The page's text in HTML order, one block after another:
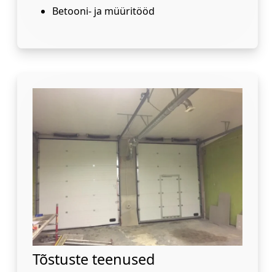
Betooni- ja müüritööd
Tõstuste teenused